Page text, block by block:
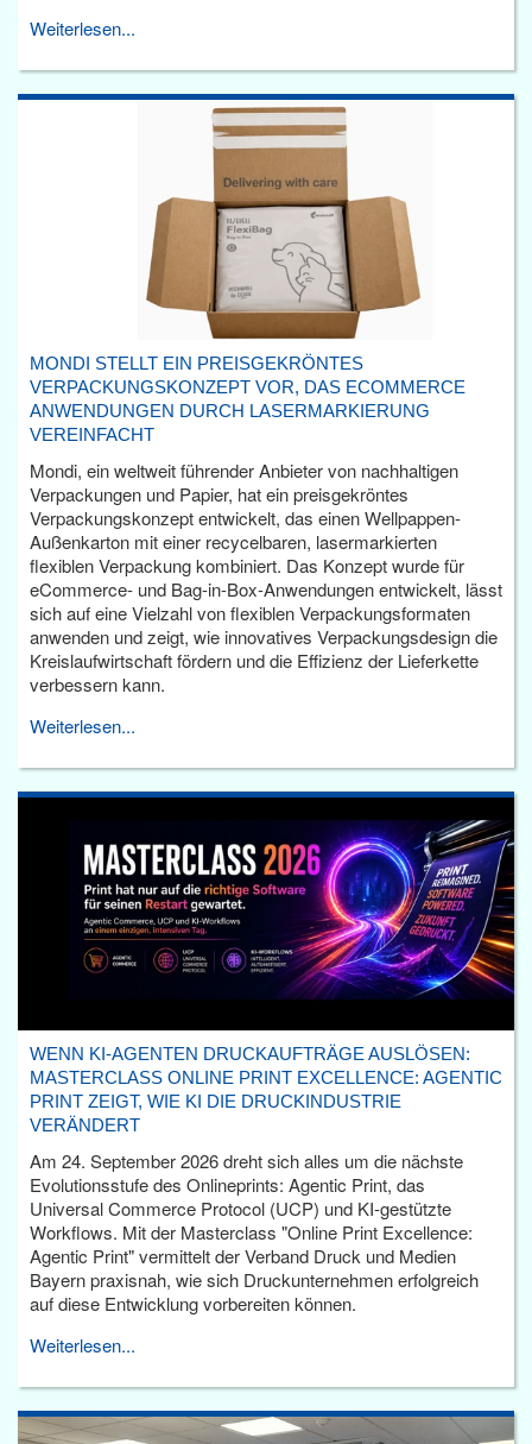
Weiterlesen...
MONDI STELLT EIN PREISGEKRÖNTES
VERPACKUNGSKONZEPT VOR, DAS ECOMMERCE
ANWENDUNGEN DURCH LASERMARKIERUNG
VEREINFACHT
Mondi, ein weltweit führender Anbieter von nachhaltigen
Verpackungen und Papier, hat ein preisgekröntes
Verpackungskonzept entwickelt, das einen Wellpappen-
Außenkarton mit einer recycelbaren, lasermarkierten
flexiblen Verpackung kombiniert. Das Konzept wurde für
eCommerce- und Bag-in-Box-Anwendungen entwickelt, lässt
sich auf eine Vielzahl von flexiblen Verpackungsformaten
anwenden und zeigt, wie innovatives Verpackungsdesign die
Kreislaufwirtschaft fördern und die Effizienz der Lieferkette
verbessern kann.
Weiterlesen...
WENN KI-AGENTEN DRUCKAUFTRÄGE AUSLÖSEN:
MASTERCLASS ONLINE PRINT EXCELLENCE: AGENTIC
PRINT ZEIGT, WIE KI DIE DRUCKINDUSTRIE
VERÄNDERT
Am 24. September 2026 dreht sich alles um die nächste
Evolutionsstufe des Onlineprints: Agentic Print, das
Universal Commerce Protocol (UCP) und KI-gestützte
Workflows. Mit der Masterclass "Online Print Excellence:
Agentic Print" vermittelt der Verband Druck und Medien
Bayern praxisnah, wie sich Druckunternehmen erfolgreich
auf diese Entwicklung vorbereiten können.
Weiterlesen...